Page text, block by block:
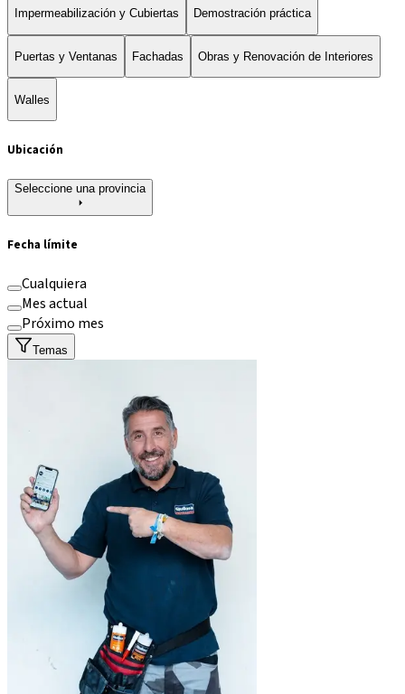
Impermeabilización y Cubiertas Demostración práctica
Puertas y Ventanas Fachadas Obras y Renovación de Interiores
Walles
Ubicación
Seleccione una provincia
Fecha límite
Cualquiera
Mes actual
Próximo mes
Temas